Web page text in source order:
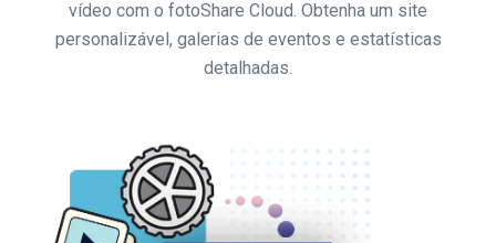
vídeo com o fotoShare Cloud. Obtenha um site
personalizável, galerias de eventos e estatísticas
detalhadas.